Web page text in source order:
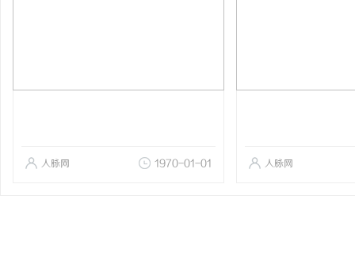
人脉网 1970-01-01 人脉网